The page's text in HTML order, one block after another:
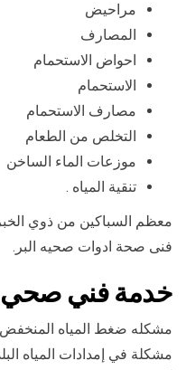
مراحيض
المصارف
احواض الاستحمام
الاستحمام
مصارف الاستحمام
التخلص من الطعام
موزعات الماء الساخن
تنقية المياه .
معظم السباكين من ذوي
فنى صحة ادوات صحيه البر.
خدمة فني صحي
مشكله ضغط المياه
مشكلة في إمدادات المياه